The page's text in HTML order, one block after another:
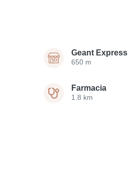
Geant Express
650 m
Farmacia
1.8 km